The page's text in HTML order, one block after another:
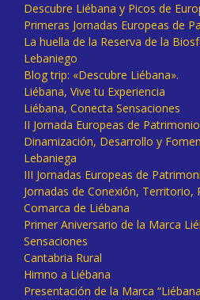
Descubre Liébana y Picos de
Primeras Jornadas Europeas de
La huella de la Reserva de la
Lebaniego
Blog trip: «Descubre Liébana».
Liébana, Vive tu Experiencia
Liébana, Conecta Sensaciones
II Jornada Europeas de
Dinamización, Desarrollo y
Lebaniega
III Jornadas Europeas de
Jornadas de Conexión, Territorio,
Comarca de Liébana
Primer Aniversario de la Marca
Sensaciones
Cantabria Rural
Himno a Liébana
Presentación de la Marca